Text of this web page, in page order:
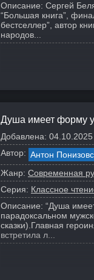
Описание: Сергей
“Большая книга”,
бестселлер”, автор
народов...
Душа имеет форму
Добавлена: 04.10.2025
Автор: Антон
Жанр: Современная
Серия: Классное
Описание: “Душа
парадоксальном
сказки). Главная
встретила л...